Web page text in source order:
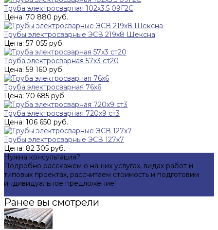
Труба электросварная 102х3.5 09Г2С
Цена: 70 880 руб.
Трубы электросварные ЭСВ 219х8 Шексна
Цена: 57 055 руб.
Труба электросварная 57х3 ст20
Цена: 59 160 руб.
Труба электросварная 76х6
Цена: 70 685 руб.
Труба электросварная 720х9 ст3
Цена: 106 650 руб.
Трубы электросварные ЭСВ 127х7
Цена: 82 305 руб.
Нужна консультация?
Подробно расскажем о наших услугах, видах работ и
типовых проектах, рассчитаем стоимость и подготовим
индивидуальное предложение!
Ранее вы смотрели